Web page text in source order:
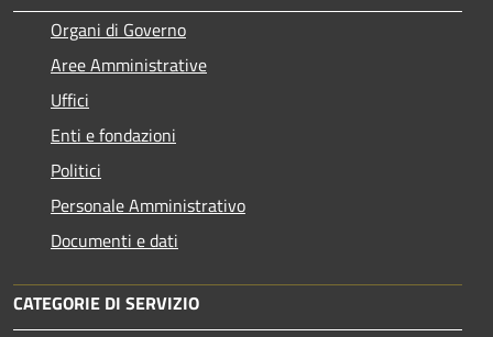
Organi di Governo
Aree Amministrative
Uffici
Enti e fondazioni
Politici
Personale Amministrativo
Documenti e dati
CATEGORIE DI SERVIZIO